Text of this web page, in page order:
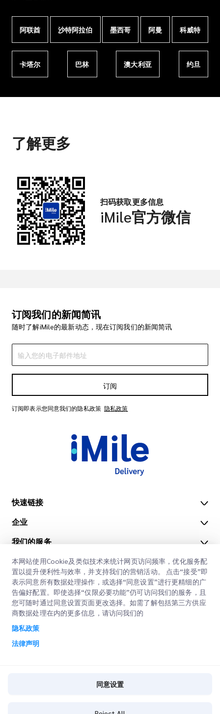
阿联酋 沙特阿拉伯 墨西哥 阿曼 科威特
卡塔尔 巴林 澳大利亚 约旦
了解更多
扫码获取更多信息
iMile官方微信
订阅我们的新闻简讯
随时了解iMile的最新动态，现在订阅我们的新闻简讯
订阅
订阅即表示您同意我们的隐私政策 隐私政策
快速链接
办公地点
获取报价
客户登录
注册
查询订单
企业
关于我们
职业
博客
ESG
CSP
我们的服务
快速清关
法律声明
Cookie策略
本网站使用Cookie及类似技术来统计网页访问频率，优化服务配
置以提升便利性与效率，并支持我们的营销活动。 点击“接受”即
表示同意所有数据处理操作，或选择“同意设置”进行更精细的广
告偏好配置。即使选择“仅限必要功能”仍可访问我们的服务，且
您可随时通过同意设置页面更改选择。如需了解包括第三方供应
商数据处理在内的更多信息，请访问我们的
隐私政策
法律声明
同意设置